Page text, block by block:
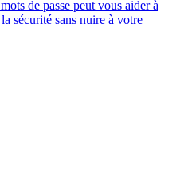
de passe peut vous aider à
sécurité sans nuire à votre